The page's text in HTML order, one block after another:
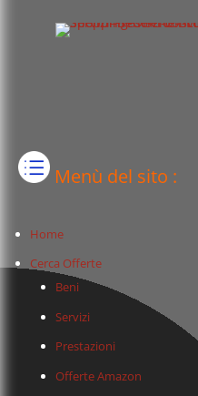
Menù del sito :
Home
Cerca Offerte
Beni
Servizi
Prestazioni
Offerte Amazon